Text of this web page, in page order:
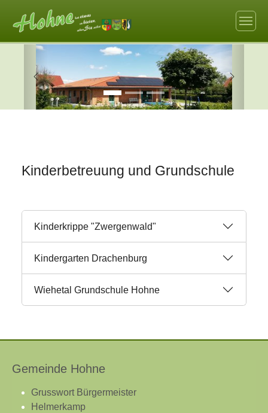
Zurück Weiter
Kinderbetreuung und Grundschule
Kinderkrippe "Zwergenwald"
Kindergarten Drachenburg
Wiehetal Grundschule Hohne
Gemeinde Hohne
Grusswort Bürgermeister
Helmerkamp